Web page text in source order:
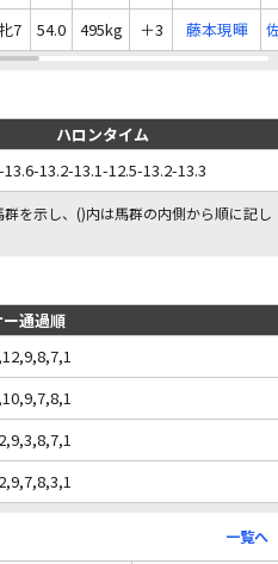
7 54.0 495kg ＋3 藤本現暉
ハロンタイム
13.2-13.1-12.5-13.2-13.3
を示し、()内は馬群の内側から順に記し
通過順
一覧へ